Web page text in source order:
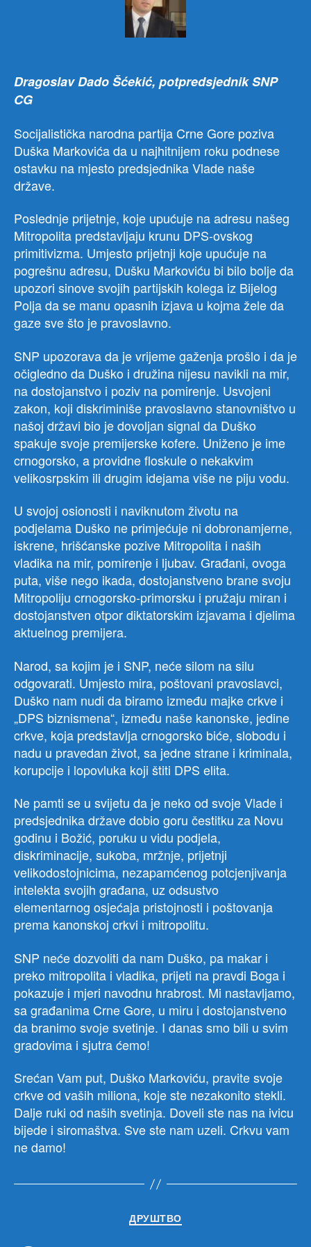
Dragoslav Dado Šćekić, potpredsjednik SNP
CG
Socijalistička narodna partija Crne Gore poziva
Duška Markovića da u najhitnijem roku podnese
ostavku na mjesto predsjednika Vlade naše
države.
Poslednje prijetnje, koje upućuje na adresu našeg
Mitropolita predstavljaju krunu DPS-ovskog
primitivizma. Umjesto prijetnji koje upućuje na
pogrešnu adresu, Dušku Markoviću bi bilo bolje da
upozori sinove svojih partijskih kolega iz Bijelog
Polja da se manu opasnih izjava u kojma žele da
gaze sve što je pravoslavno.
SNP upozorava da je vrijeme gaženja prošlo i da je
očigledno da Duško i družina nijesu navikli na mir,
na dostojanstvo i poziv na pomirenje. Usvojeni
zakon, koji diskriminiše pravoslavno stanovništvo u
našoj državi bio je dovoljan signal da Duško
spakuje svoje premijerske kofere. Uniženo je ime
crnogorsko, a providne floskule o nekakvim
velikosrpskim ili drugim idejama više ne piju vodu.
U svojoj osionosti i naviknutom životu na
podjelama Duško ne primjećuje ni dobronamjerne,
iskrene, hrišćanske pozive Mitropolita i naših
vladika na mir, pomirenje i ljubav. Građani, ovoga
puta, više nego ikada, dostojanstveno brane svoju
Mitropoliju crnogorsko-primorsku i pružaju miran i
dostojanstven otpor diktatorskim izjavama i djelima
aktuelnog premijera.
Narod, sa kojim je i SNP, neće silom na silu
odgovarati. Umjesto mira, poštovani pravoslavci,
Duško nam nudi da biramo između majke crkve i
„DPS biznismena“, između naše kanonske, jedine
crkve, koja predstavlja crnogorsko biće, slobodu i
nadu u pravedan život, sa jedne strane i kriminala,
korupcije i lopovluka koji štiti DPS elita.
Ne pamti se u svijetu da je neko od svoje Vlade i
predsjednika države dobio goru čestitku za Novu
godinu i Božić, poruku u vidu podjela,
diskriminacije, sukoba, mržnje, prijetnji
velikodostojnicima, nezapamćenog potcjenjivanja
intelekta svojih građana, uz odsustvo
elementarnog osjećaja pristojnosti i poštovanja
prema kanonskoj crkvi i mitropolitu.
SNP neće dozvoliti da nam Duško, pa makar i
preko mitropolita i vladika, prijeti na pravdi Boga i
pokazuje i mjeri navodnu hrabrost. Mi nastavljamo,
sa građanima Crne Gore, u miru i dostojanstveno
da branimo svoje svetinje. I danas smo bili u svim
gradovima i sjutra ćemo!
Srećan Vam put, Duško Markoviću, pravite svoje
crkve od vaših miliona, koje ste nezakonito stekli.
Dalje ruki od naših svetinja. Doveli ste nas na ivicu
bijede i siromaštva. Sve ste nam uzeli. Crkvu vam
ne damo!
Категорије
ДРУШТВО